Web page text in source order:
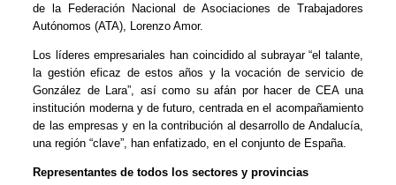
de la Federación Nacional de Asociaciones de Trabajadores
Autónomos (ATA), Lorenzo Amor.
Los líderes empresariales han coincidido al subrayar “el talante,
la gestión eficaz de estos años y la vocación de servicio de
González de Lara”, así como su afán por hacer de CEA una
institución moderna y de futuro, centrada en el acompañamiento
de las empresas y en la contribución al desarrollo de Andalucía,
una región “clave”, han enfatizado, en el conjunto de España.
Representantes de todos los sectores y provincias